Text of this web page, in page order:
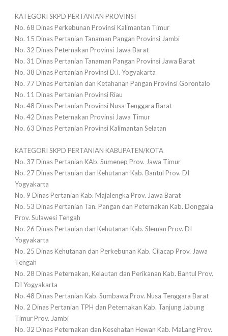
KATEGORI SKPD PERTANIAN PROVINSI
No. 68 Dinas Perkebunan Provinsi Kalimantan Timur
No. 15 Dinas Pertanian Tanaman Pangan Provinsi Jambi
No. 32 Dinas Peternakan Provinsi Jawa Barat
No. 31 Dinas Pertanian Tanaman Pangan Provinsi Jawa Barat
No. 38 Dinas Pertanian Provinsi D.I. Yogyakarta
No. 77 Dinas Pertanian dan Ketahanan Pangan Provinsi Gorontalo
No. 11 Dinas Pertanian Provinsi Riau
No. 48 Dinas Pertanian Provinsi Nusa Tenggara Barat
No. 42 Dinas Peternakan Provinsi Jawa Timur
No. 63 Dinas Pertanian Provinsi Kalimantan Selatan
KATEGORI SKPD PERTANIAN KABUPATEN/KOTA
No. 37 Dinas Pertanian KAb. Sumenep Prov. Jawa Timur
No. 27 Dinas Pertanian dan Kehutanan Kab. Bantul Prov. DI
Yogyakarta
No. 9 Dinas Pertanian Kab. Majalengka Prov. Jawa Barat
No. 53 Dinas Pertanian Tan. Pangan dan Peternakan Kab. Donggala
Prov. Sulawesi Tengah
No. 26 Dinas Pertanian dan Kehutanan Kab. Sleman Prov. DI
Yogyakarta
No. 25 Dinas Kehutanan dan Perkebunan Kab. Cilacap Prov. Jawa
Tengah
No. 28 Dinas Peternakan, Kelautan dan Perikanan Kab. Bantul Prov.
DI Yogyakarta
No. 48 Dinas Pertanian Kab. Sumbawa Prov. Nusa Tenggara Barat
No. 2 Dinas Pertanian TPH dan Peternakan Kab. Tanjung Jabung
Timur Prov. Jambi
No. 32 Dinas Peternakan dan Kesehatan Hewan Kab. MaLang Prov.